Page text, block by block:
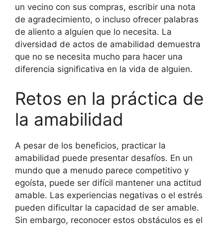
un vecino con sus compras, escribir una nota
de agradecimiento, o incluso ofrecer palabras
de aliento a alguien que lo necesita. La
diversidad de actos de amabilidad demuestra
que no se necesita mucho para hacer una
diferencia significativa en la vida de alguien.
Retos en la práctica de
la amabilidad
A pesar de los beneficios, practicar la
amabilidad puede presentar desafíos. En un
mundo que a menudo parece competitivo y
egoísta, puede ser difícil mantener una actitud
amable. Las experiencias negativas o el estrés
pueden dificultar la capacidad de ser amable.
Sin embargo, reconocer estos obstáculos es el